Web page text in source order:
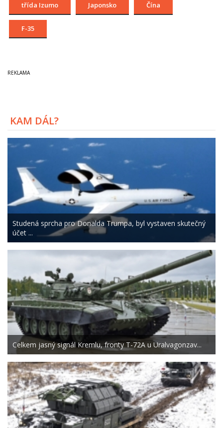
třída Izumo Japonsko Čína
F-35
KAM DÁL?
Studená sprcha pro Donalda Trumpa, byl vystaven skutečný
účet ...
Celkem jasný signál Kremlu, fronty T-72A u Uralvagonzav...